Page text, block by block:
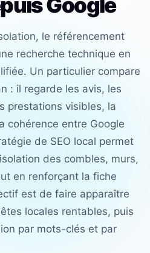
le référencement
recherche technique en
Un particulier compare
: il regarde les avis, les
prestations visibles, la
cohérence entre Google
de SEO local permet
des combles, murs,
en renforçant la fiche
est de faire apparaître
locales rentables, puis
par mots-clés et par